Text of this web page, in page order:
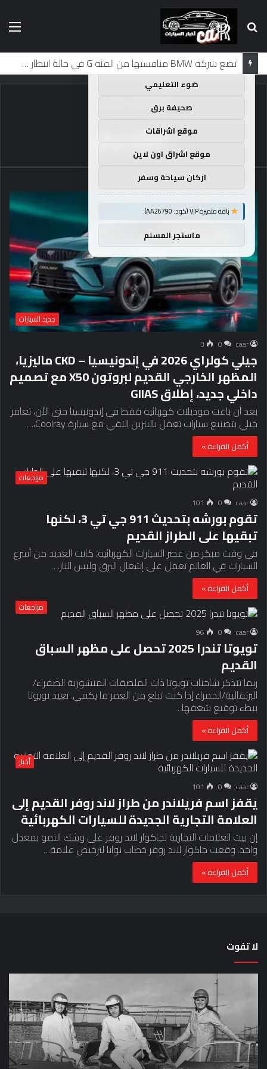
بحث
عن
لماذا تم منع النساء من المشاركة في لومان لعقود من الزمن؟
الرئيسية القديم
القديم
جديد السيارات
caar
0
3
جيلي كولراي 2026 في إندونيسيا – CKD ماليزيا،
المظهر الخارجي القديم لبروتون X50 مع تصميم
داخلي جديد، إطلاق GIIAS
بعد أن باعت موديلات كهربائية فقط في إندونيسيا حتى الآن، تغامر
جيلي بتصنيع سيارات تعمل بالبنزين النقي مع سيارة Coolray،…
أكمل القراءة »
مراجعات
caar
0
101
تقوم بورشه بتحديث 911 جي تي 3، لكنها
تبقيها على الطراز القديم
في وقت مبكر من عصر السيارات الكهربائية، كانت العديد من أسرع
السيارات في العالم تعمل على إشعال البرق وليس النار.…
أكمل القراءة »
مراجعات
caar
0
96
تويوتا تندرا 2025 تحصل على مظهر السباق
القديم
ربما تتذكر شاحنات تويوتا ذات الملصقات المنشورية الصفراء/
البرتقالية/الحمراء إذا كنت تبلغ من العمر ما يكفي. تعيد تويوتا
ببطء توقيع شغفها…
أكمل القراءة »
أخبار
caar
0
101
يقفز اسم فريلاندر من طراز لاند روفر القديم إلى
العلامة التجارية الجديدة للسيارات الكهربائية
إن بيت العلامات التجارية لجاكوار لاند روفر على وشك النمو بمعدل
واحد. وقعت جاكوار لاند روفر خطاب نوايا لترخيص علامة…
أكمل القراءة »
لا تفوت
لماذا
من
المشاركة
في
توصيات :
باقة متميزة VIP (كود: AA35872):
ضوء التعليمي
صحيفة برق
موقع اشراقات
موقع اشراق اون لاين
اركان سياحة وسفر
باقة متميزة VIP (كود: AA26790):
ماسنجر المسلم